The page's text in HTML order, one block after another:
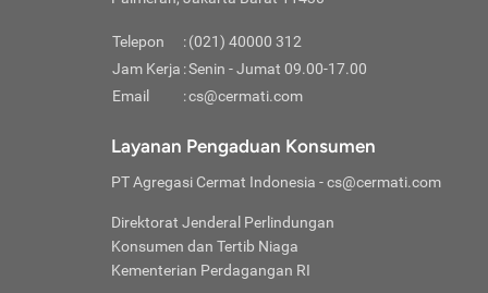
rendah
Jika
Kredit
Telepon :(021) 40000 312
Jam Kerja :Senin - Jumat 09.00-17.00
Email
:cs@cermati.com
Layanan Pengaduan Konsumen
PT Agregasi Cermat Indonesia - cs@cermati.com
Direktorat Jenderal Perlindungan
Konsumen dan Tertib Niaga
Kementerian Perdagangan RI